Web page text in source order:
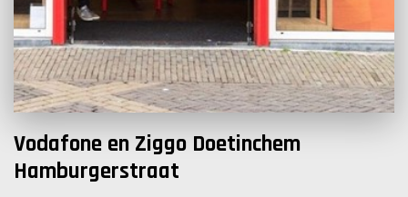
Vodafone en Ziggo Doetinchem
Hamburgerstraat